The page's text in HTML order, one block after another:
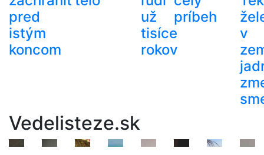
pred
istým
koncom
už
tisíce
rokov
príbeh
v
Vedelisteze.sk